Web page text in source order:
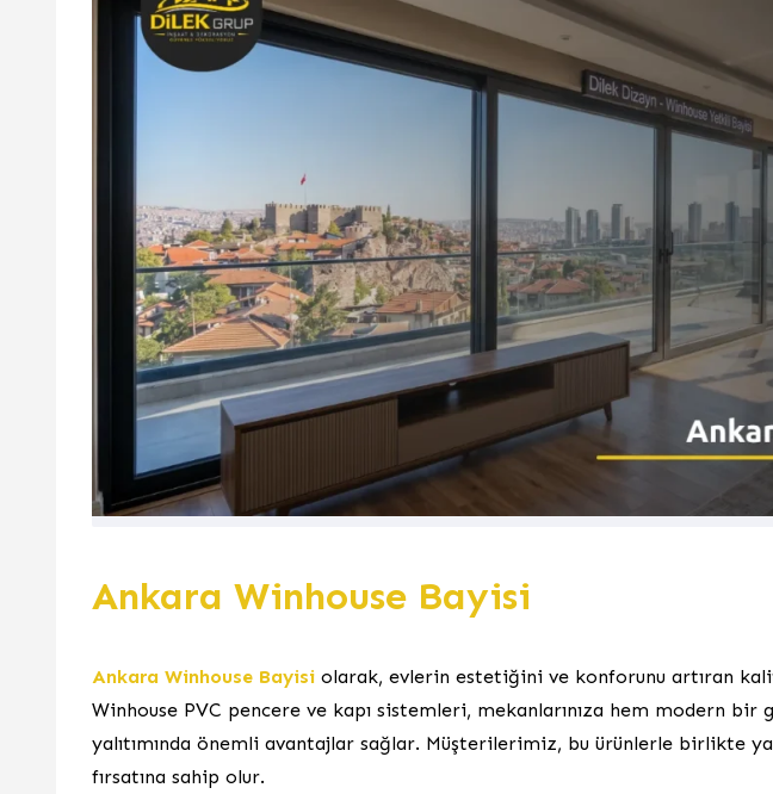
Ankara Winhouse Bayisi
Ankara Winhouse Bayisi olarak, evlerin estetiğini ve konforunu artıran
Winhouse PVC pencere ve kapı sistemleri, mekanlarınıza hem modern bir
yalıtımında önemli avantajlar sağlar. Müşterilerimiz, bu ürünlerle birlikte
fırsatına sahip olur.